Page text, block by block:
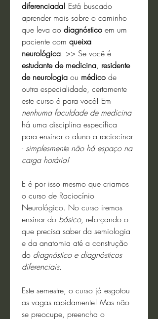
diferenciada! Está buscado
aprender mais sobre o caminho
que leva ao diagnóstico em um
paciente com queixa
neurológica
estudante de medicina, residente
de neurologia ou médico de
outra especialidade, certamente
nenhuma faculdade de medicina
há uma disciplina específica
para ensinar o aluno a raciocinar
- simplesmente não há espaço na
carga horária!
E é por isso mesmo que criamos
o curso de Raciocínio
Neurológico. No curso iremos
ensinar do básico, reforçando o
que precisa saber da semiologia
e da anatomia até a construção
do diagnóstico e diagnósticos
diferenciais.
Este semestre, o curso já esgotou
as vagas rapidamente! Mas não
se preocupe, preencha o